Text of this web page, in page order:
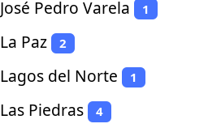
José Pedro Varela 1
La Paz 2
Lagos del Norte 1
Las Piedras 4